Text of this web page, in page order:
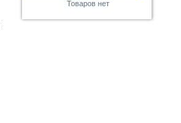
Товаров нет